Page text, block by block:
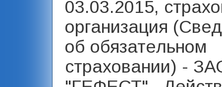
03.03.2015,
организация
об обязательном
страховании) -